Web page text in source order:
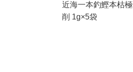
近海一本釣鰹本枯
削 1g×5袋